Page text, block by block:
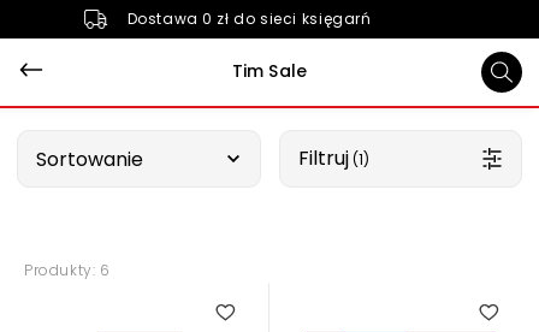
Dostawa 0 zł do sieci księgarń
Tim Sale
Sortowanie Filtruj (1)
Produkty: 6